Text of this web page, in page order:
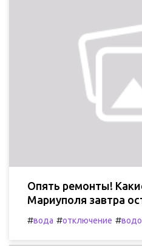
Опять ремонты!
Мариуполя завтра
#вода #отключение #